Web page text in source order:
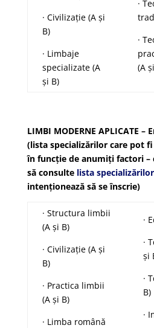
· Civilizație (A și
B)
· Limbaje
specializate (A
și B)
·
·
(A
LIMBI MODERNE APLICATE –
(lista specializărilor care pot
în funcție de anumiți factori
să consulte lista specializărilor
intenționează să se înscrie)
· Structura limbii
(A și B)
· Civilizație (A și
B)
· Practica limbii
(A și B)
· Limba română
·
·
și
·
B)
·